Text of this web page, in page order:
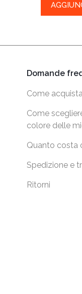
Domande
Come
Come
colore delle
Quanto costa
Spedizione e
Ritorni